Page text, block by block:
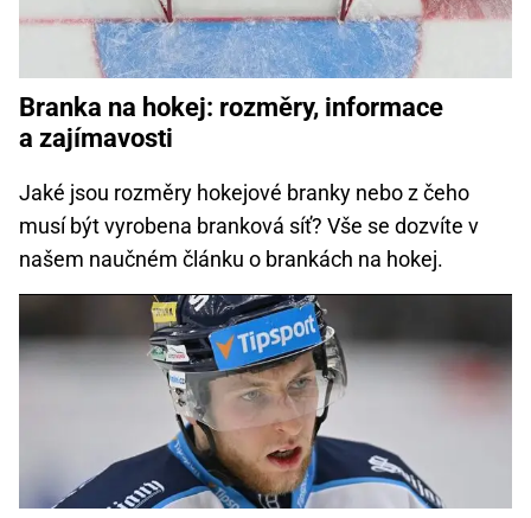
Branka na hokej: rozměry, informace
a zajímavosti
Jaké jsou rozměry hokejové branky nebo z čeho
musí být vyrobena branková síť? Vše se dozvíte v
našem naučném článku o brankách na hokej.